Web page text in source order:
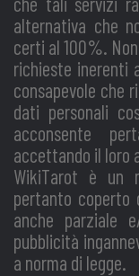
alternativa che
certi al 100%.
richieste inerenti
consapevole che
dati personali
acconsente
accettando il loro
WikiTarot è un
pertanto coperto
anche parziale
pubblicità
a norma di legge.